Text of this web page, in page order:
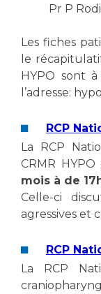
Sécurité
Les
Lieu de
Pr P
Les fiches
le
HYPO sont à
l’adresse:
RCP
La RCP
CRMR
mois à de
Celle-ci
agressives et
RCP
La RCP